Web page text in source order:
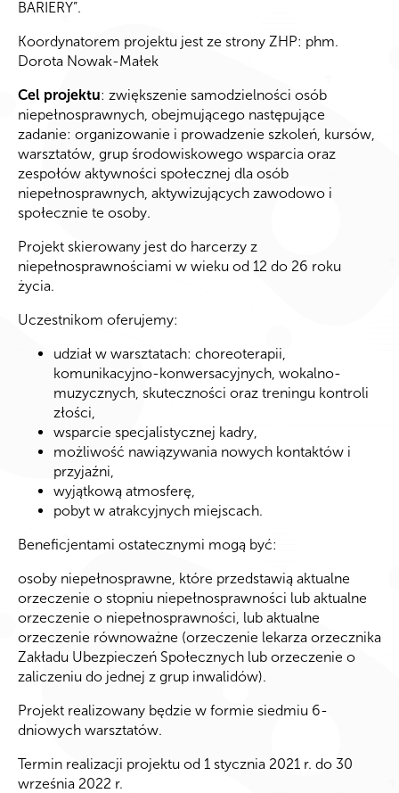
BARIERY”.
Koordynatorem projektu jest ze strony ZHP: phm.
Dorota Nowak-Małek
Cel projektu: zwiększenie samodzielności osób
niepełnosprawnych, obejmującego następujące
zadanie: organizowanie i prowadzenie szkoleń, kursów,
warsztatów, grup środowiskowego wsparcia oraz
zespołów aktywności społecznej dla osób
niepełnosprawnych, aktywizujących zawodowo i
społecznie te osoby.
Projekt skierowany jest do harcerzy z
niepełnosprawnościami w wieku od 12 do 26 roku
życia.
Uczestnikom oferujemy:
udział w warsztatach: choreoterapii,
komunikacyjno-konwersacyjnych, wokalno-
muzycznych, skuteczności oraz treningu kontroli
złości,
wsparcie specjalistycznej kadry,
możliwość nawiązywania nowych kontaktów i
przyjaźni,
wyjątkową atmosferę,
pobyt w atrakcyjnych miejscach.
Beneficjentami ostatecznymi mogą być:
osoby niepełnosprawne, które przedstawią aktualne
orzeczenie o stopniu niepełnosprawności lub aktualne
orzeczenie o niepełnosprawności, lub aktualne
orzeczenie równoważne (orzeczenie lekarza orzecznika
Zakładu Ubezpieczeń Społecznych lub orzeczenie o
zaliczeniu do jednej z grup inwalidów).
Projekt realizowany będzie w formie siedmiu 6-
dniowych warsztatów.
Termin realizacji projektu od 1 stycznia 2021 r. do 30
września 2022 r.